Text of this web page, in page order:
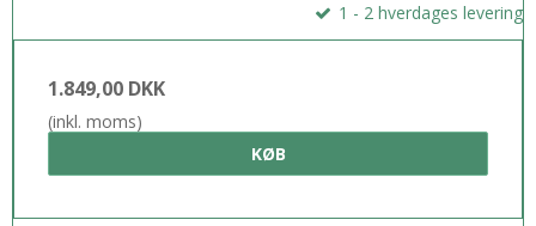
1 - 2 hverdages levering
1.849,00 DKK
(inkl. moms)
KØB